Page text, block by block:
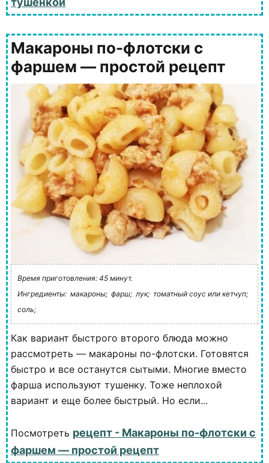
Макароны по-флотски с
фаршем — простой рецепт
Время приготовления: 45 минут.
Ингредиенты: макароны; фарш; лук; томатный соус или кетчуп;
соль;
Как вариант быстрого второго блюда можно
рассмотреть — макароны по-флотски. Готовятся
быстро и все останутся сытыми. Многие вместо
фарша используют тушенку. Тоже неплохой
вариант и еще более быстрый. Но если...
Посмотреть рецепт - Макароны по-флотски с
фаршем — простой рецепт